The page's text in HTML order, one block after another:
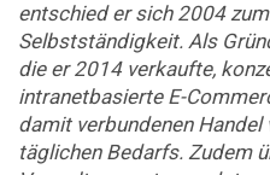
entschied er sich 2004
Selbstständigkeit. Als
die er 2014 verkaufte,
intranetbasierte E-
damit verbundenen
täglichen Bedarfs. Zudem